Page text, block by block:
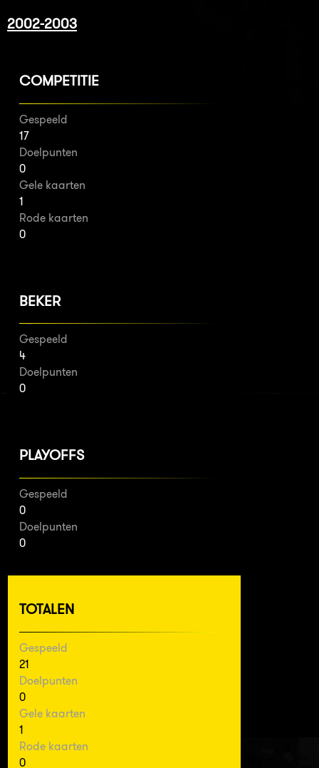
2002-2003
COMPETITIE
Gespeeld
17
Doelpunten
0
Gele kaarten
1
Rode kaarten
0
BEKER
Gespeeld
4
Doelpunten
0
PLAYOFFS
Gespeeld
0
Doelpunten
0
TOTALEN
Gespeeld
21
Doelpunten
0
Gele kaarten
1
Rode kaarten
0